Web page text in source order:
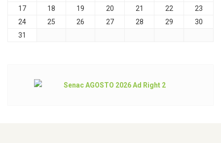
17
18 19 20 21 22
23
24
25 26 27 28 29
30
31